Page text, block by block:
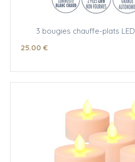
3 bougies chauffe-plats
25.00 €